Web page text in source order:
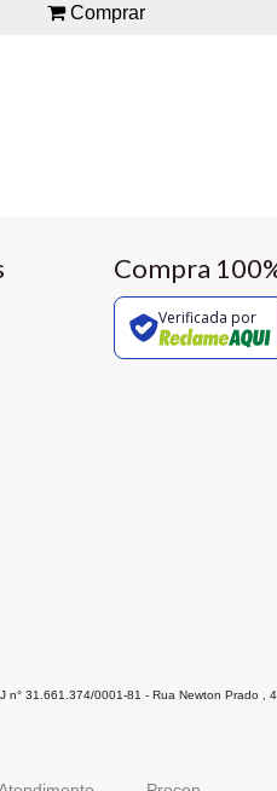
Comprar
Compra
Verificada por
n° 31.661.374/0001-81 - Rua Newton Prado ,